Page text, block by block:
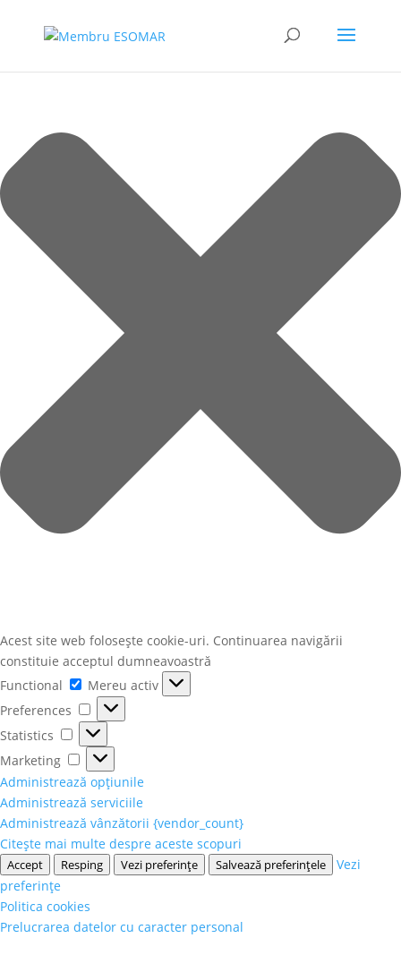
Gestionează consimțământul
Acest site web folosește cookie-uri. Continuarea navigării
constituie acceptul dumneavoastră
Functional
Functional
Mereu activ
Preferences
Preferences
Statistics
Statistics
Marketing
Marketing
Administrează opțiunile
Administrează serviciile
Administrează vânzătorii {vendor_count}
Citește mai multe despre aceste scopuri
Accept Resping Vezi preferințe Salvează preferințele
Vezi
preferințe
Politica cookies
Prelucrarea datelor cu caracter personal